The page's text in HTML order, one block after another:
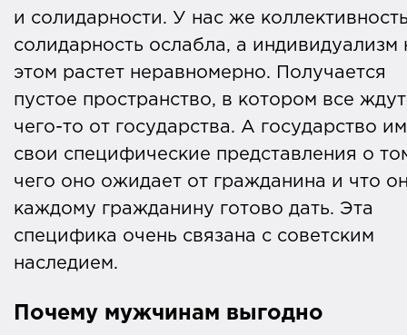
и солидарности. У нас же
солидарность ослабла, а индивидуализм
этом растет неравномерно. Получается
пустое пространство, в котором все ждут
чего-то от государства. А государство
свои специфические представления о
чего оно ожидает от гражданина и что
каждому гражданину готово дать. Эта
специфика очень связана с советским
наследием.
Почему мужчинам выгодно